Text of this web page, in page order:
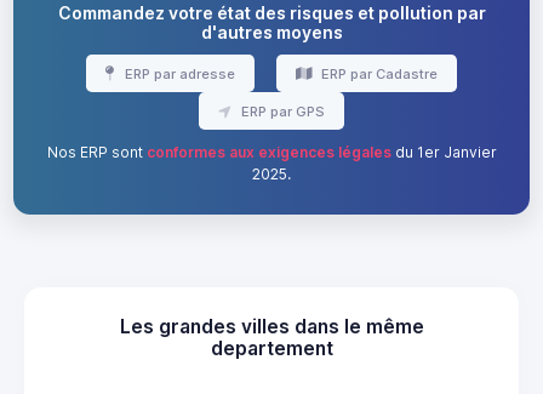
Commandez votre état des risques et pollution par
d'autres moyens
ERP par adresse ERP par Cadastre
ERP par GPS
Nos ERP sont conformes aux exigences légalesdu 1er Janvier
2025.
Les grandes villes dans le même
departement